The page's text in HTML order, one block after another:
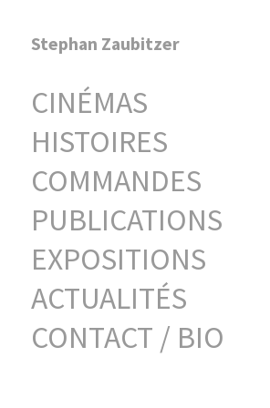
Stephan Zaubitzer
CINÉMAS
HISTOIRES
COMMANDES
PUBLICATIONS
EXPOSITIONS
ACTUALITÉS
CONTACT / BIO